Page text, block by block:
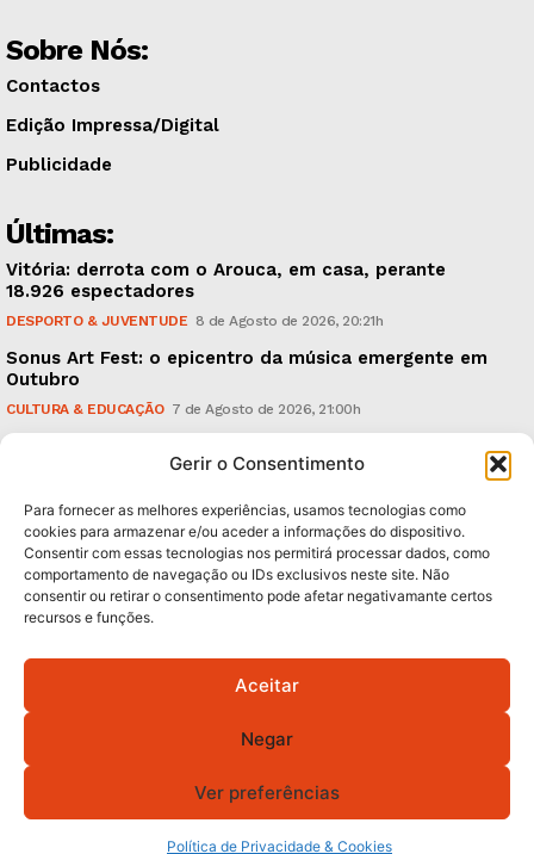
Gerir o Consentimento
Para fornecer as melhores experiências, usamos tecnologias como
cookies para armazenar e/ou aceder a informações do dispositivo.
Consentir com essas tecnologias nos permitirá processar dados, como
comportamento de navegação ou IDs exclusivos neste site. Não
consentir ou retirar o consentimento pode afetar negativamante certos
recursos e funções.
Aceitar
Negar
Ver preferências
Política de Privacidade & Cookies
Sobre Nós:
Contactos
Edição Impressa/Digital
Publicidade
Últimas:
Vitória: derrota com o Arouca, em casa, perante
18.926 espectadores
DESPORTO & JUVENTUDE 8 de Agosto de 2026, 20:21h
Sonus Art Fest: o epicentro da música emergente em
Outubro
CULTURA & EDUCAÇÃO 7 de Agosto de 2026, 21:00h
Subscreva Newsletter:
QUERO ADERIR
Política de Privacidade
© 2026 GA! Todos os direitos reservados.